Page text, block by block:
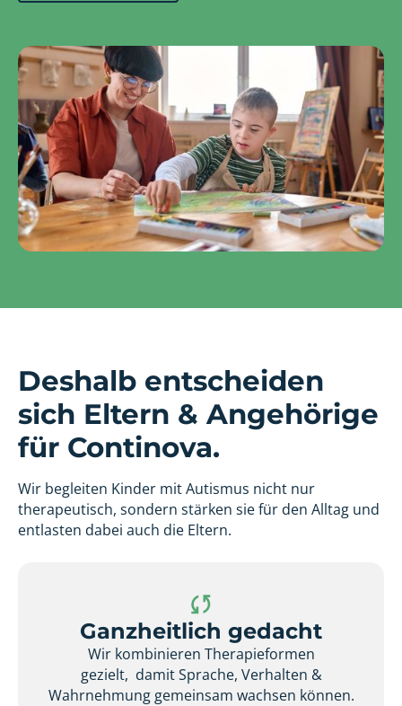
Deshalb entscheiden
sich Eltern & Angehörige
für Continova.
Wir begleiten Kinder mit Autismus nicht nur
therapeutisch, sondern stärken sie für den Alltag und
entlasten dabei auch die Eltern.
Ganzheitlich gedacht
Wir kombinieren Therapieformen
gezielt, damit Sprache, Verhalten &
Wahrnehmung gemeinsam wachsen können.